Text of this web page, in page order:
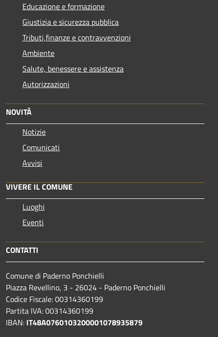
Educazione e formazione
Giustizia e sicurezza pubblica
Tributi,finanze e contravvenzioni
Ambiente
Salute, benessere e assistenza
Autorizzazioni
NOVITÀ
Notizie
Comunicati
Avvisi
VIVERE IL COMUNE
Luoghi
Eventi
CONTATTI
Comune di Paderno Ponchielli
Piazza Revellino, 3 - 26024 - Paderno Ponchielli
Codice Fiscale: 00314360199
Partita IVA: 00314360199
IBAN: IT48A0760103200001078935879